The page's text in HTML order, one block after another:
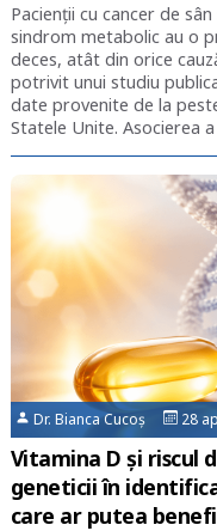
Pacienții cu cancer de
sindrom metabolic au o
deces, atât din orice
potrivit unui studiu
date provenite de la
Statele Unite. Asocierea
Dr. Bianca Cucoș 28
Vitamina D și riscul
geneticii în
care ar putea